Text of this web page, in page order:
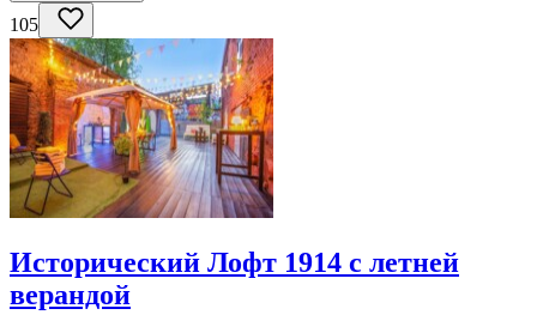
105
Исторический Лофт 1914 с летней
верандой